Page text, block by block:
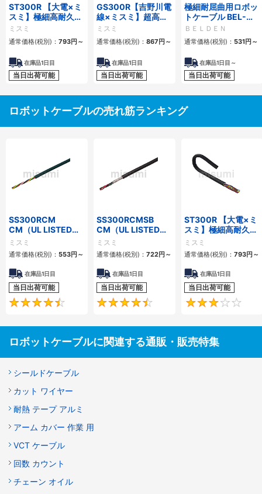
ST300R 【大電×ミ
スミ】極細高耐久ロ
ボットケーブル（シ
ールド無・有）
ミスミ
通常価格(税別)： 793円 ～
在庫品1日目
当日出荷可能
GS300R【吉野川電
線×ミスミ】超高屈
曲銅合金ロボットケ
ーブル（シールド
無・有）
ミスミ
通常価格(税別)： 867 円 ～
在庫品1日目
当日出荷可能
極細耐屈曲用ロボッ
トケーブル BEL-
RBT 20276シリー
ズ UL／CE シールド
有・無
ＢＥＬＤＥＮ
通常価格(税別)： 531円 ～
在庫品1日目～
当日出荷可能
ロボットケーブルの売れ筋ランキング
SS300RCM
CM（UL LISTED規
格・NEPA対応） 小
径
ミスミ
通常価格(税別)： 553円 ～
在庫品1日目
当日出荷可能
4.7
SS300RCMSB
CM（UL LISTED規
格・NEPA対応） 小
径 シールド付
ミスミ
通常価格(税別)： 722円 ～
在庫品1日目
当日出荷可能
4.5
ST300R 【大電×ミ
スミ】極細高耐久ロ
ボットケーブル（シ
ールド無・有）
ミスミ
通常価格(税別)： 793円 ～
在庫品1日目
当日出荷可能
ロボットケーブルに関連する通販・販売特集
シールドケーブル
カット ワイヤー
耐熱 テープ アルミ
アーム カバー 作業 用
VCT ケーブル
回数 カウント
チェーン オイル